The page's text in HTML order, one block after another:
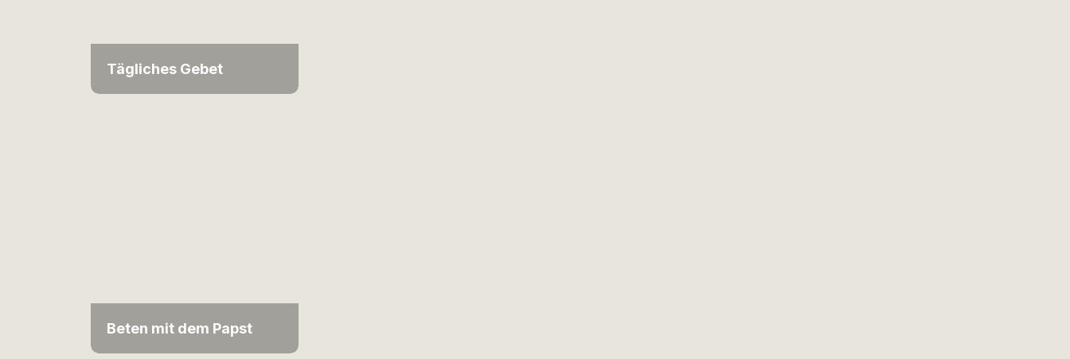
Tägliches Gebet
Beten mit dem Papst